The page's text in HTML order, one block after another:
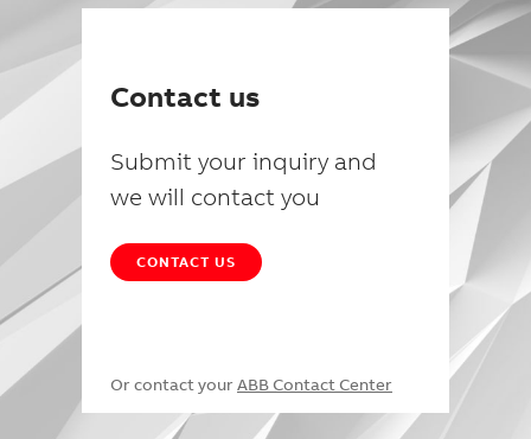
Contact us
Submit your inquiry and
we will contact you
CONTACT US
Or contact your ABB Contact Center